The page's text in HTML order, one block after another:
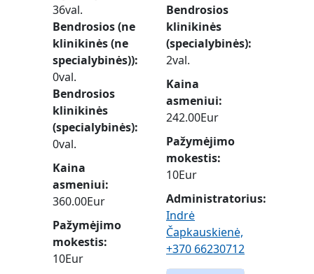
36val.
Bendrosios (ne
klinikinės (ne
specialybinės))
0val.
Bendrosios
klinikinės
(specialybinės)
0val.
Kaina
asmeniui
360.00Eur
Pažymėjimo
mokestis
10Eur
Bendrosios
klinikinės
(specialybinės)
2val.
Kaina
asmeniui
242.00Eur
Pažymėjimo
mokestis
10Eur
Administratorius:
Indrė
Čapkauskienė,
+370 66230712